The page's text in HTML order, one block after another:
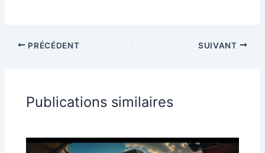
PRÉCÉDENT SUIVANT
Publications similaires